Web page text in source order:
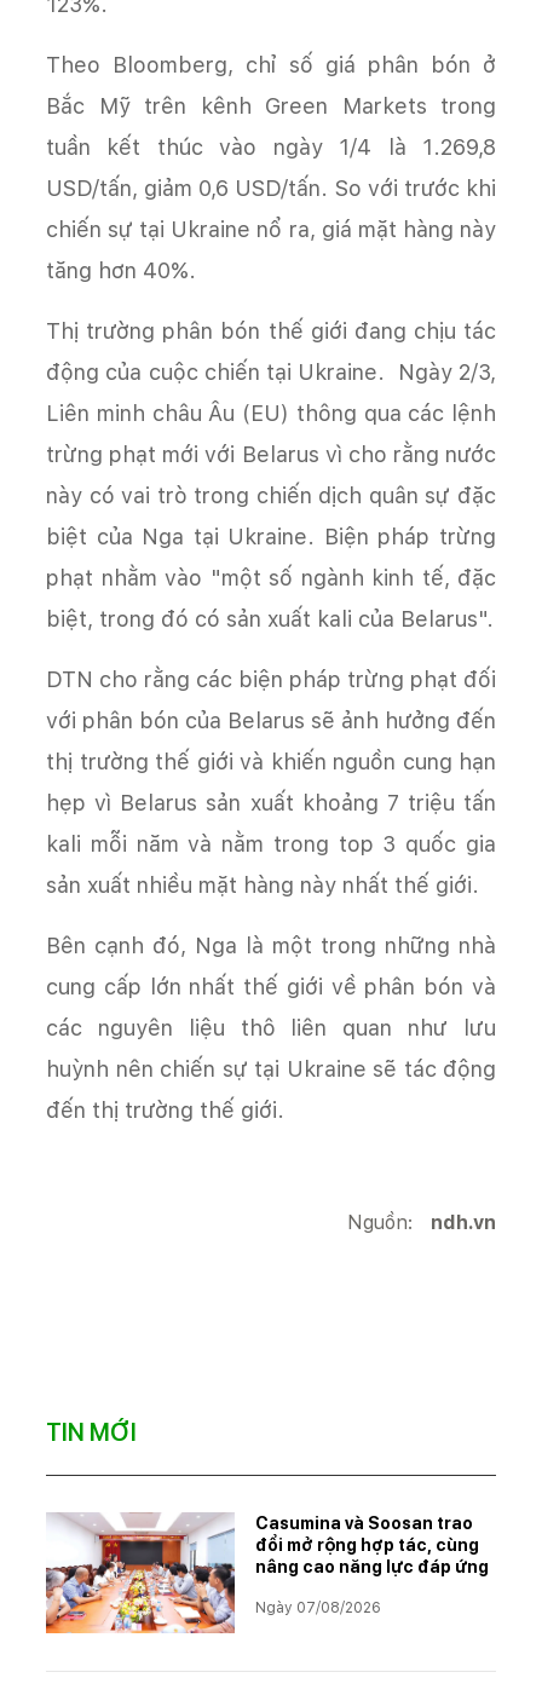
Theo Bloomberg, chỉ số giá phân bón ở
Bắc Mỹ trên kênh Green Markets trong
tuần kết thúc vào ngày 1/4 là 1.269,8
USD/tấn, giảm 0,6 USD/tấn. So với trước khi
chiến sự tại Ukraine nổ ra, giá mặt hàng này
tăng hơn 40%.
Thị trường phân bón thế giới đang chịu tác
động của cuộc chiến tại Ukraine. Ngày 2/3,
Liên minh châu Âu (EU) thông qua các lệnh
trừng phạt mới với Belarus vì cho rằng nước
này có vai trò trong chiến dịch quân sự đặc
biệt của Nga tại Ukraine. Biện pháp trừng
phạt nhằm vào "một số ngành kinh tế, đặc
biệt, trong đó có sản xuất kali của Belarus".
DTN cho rằng các biện pháp trừng phạt đối
với phân bón của Belarus sẽ ảnh hưởng đến
thị trường thế giới và khiến nguồn cung hạn
hẹp vì Belarus sản xuất khoảng 7 triệu tấn
kali mỗi năm và nằm trong top 3 quốc gia
sản xuất nhiều mặt hàng này nhất thế giới.
Bên cạnh đó, Nga là một trong những nhà
cung cấp lớn nhất thế giới về phân bón và
các nguyên liệu thô liên quan như lưu
huỳnh nên chiến sự tại Ukraine sẽ tác động
đến thị trường thế giới.
Nguồn: ndh.vn
TIN MỚI
Casumina và Soosan trao
đổi mở rộng hợp tác, cùng
nâng cao năng lực đáp ứng
Ngày 07/08/2026